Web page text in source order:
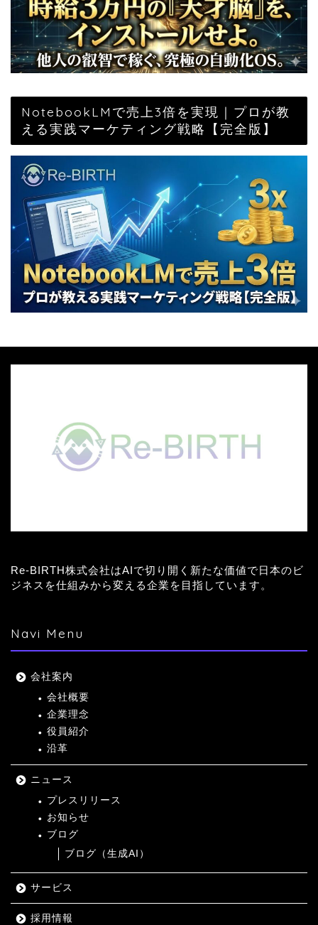
NotebookLMで売上3倍を実現｜プロが教
える実践マーケティング戦略【完全版】
Re-BIRTH株式会社はAIで切り開く新たな価値で日本のビ
ジネスを仕組みから変える企業を目指しています。
Navi Menu
会社案内
会社概要
企業理念
役員紹介
沿革
ニュース
プレスリリース
お知らせ
ブログ
ブログ（生成AI）
サービス
採用情報